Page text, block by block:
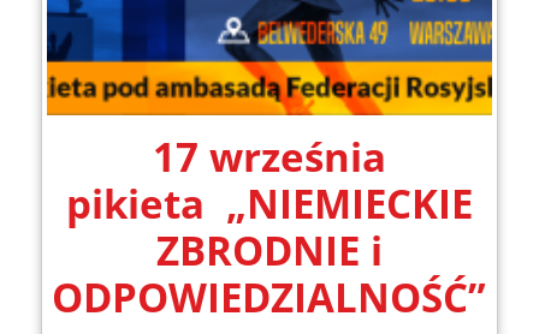
17 września
pikieta „NIEMIECKIE
ZBRODNIE i
ODPOWIEDZIALNOŚĆ”